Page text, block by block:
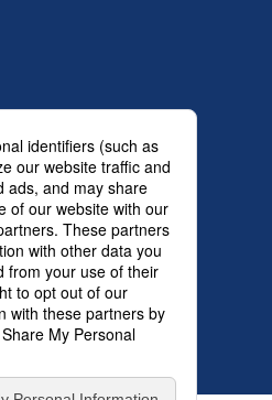
IRニュース